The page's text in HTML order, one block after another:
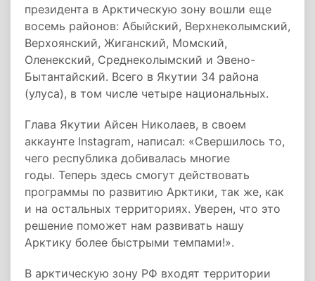
президента в Арктическую зону вошли еще
восемь районов: Абыйский, Верхнеколымский,
Верхоянский, Жиганский, Момский,
Оленекский, Среднеколымский и Эвено-
Бытантайский. Всего в Якутии 34 района
(улуса), в том числе четыре национальных.
Глава Якутии Айсен Николаев, в своем
аккаунте Instagram, написал: «Свершилось то,
чего республика добивалась многие
годы. Теперь здесь смогут действовать
программы по развитию Арктики, так же, как
и на остальных территориях. Уверен, что это
решение поможет нам развивать нашу
Арктику более быстрыми темпами!».
В арктическую зону РФ входят территории